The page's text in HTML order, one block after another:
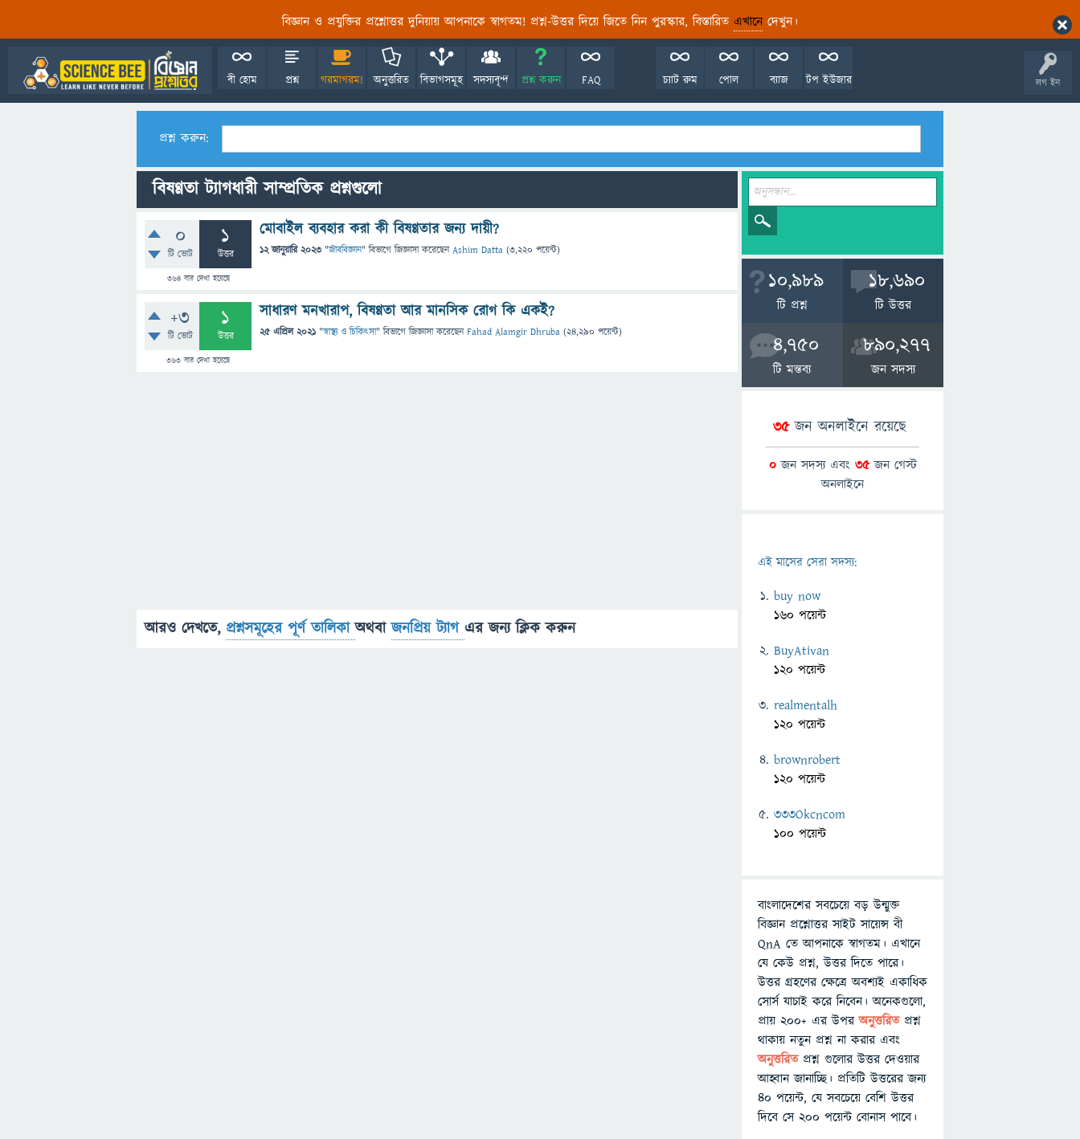
বিজ্ঞান ও প্রযুক্তির প্রশ্নোত্তর দুনিয়ায় আপনাকে স্বাগতম! প্রশ্ন-উত্তর দিয়ে জিতে নিন পুরস্কার, বিস্তারিত এখানেদেখুন।
লগ ইন
বী হোম প্রশ্ন গরমাগরম! অনুত্তরিত বিভাগসমূহ সদস্যবৃন্দ প্রশ্ন করুন FAQ টপ ইউজার
ব্যাজ
পোল
চ্যাট রুম
প্রশ্ন করুন:
বিষণ্ণতা ট্যাগধারী সাম্প্রতিক প্রশ্নগুলো
0
টি ভোট
1
উত্তর
364বার দেখা হয়েছে
মোবাইল ব্যবহার করা কী বিষণ্ণতার জন্য দায়ী?
12 জানুয়ারি 2023 "জীববিজ্ঞান" বিভাগে জিজ্ঞাসাকরেছেনAshim Datta (3,220 পয়েন্ট)
+3
টি ভোট
1
উত্তর
363 বার দেখা হয়েছে
সাধারণ মনখারাপ, বিষণ্ণতা আর মানসিক রোগ কি একই?
25 এপ্রিল 2021 "স্বাস্থ্য ও চিকিৎসা" বিভাগে জিজ্ঞাসাকরেছেনFahad Alamgir Dhruba (24,290 পয়েন্ট)
আরও দেখতে, প্রশ্নসমূহের পূর্ণ তালিকাঅথবাজনপ্রিয় ট্যাগ এর জন্য ক্লিক করুন
10,989
টি প্রশ্ন
18,690
টি উত্তর
4,750
টি মন্তব্য
890,277
জন সদস্য
35জন অনলাইনে রয়েছে
0জন সদস্য এবং 35জন গেস্ট
অনলাইনে
এই মাসের সেরা সদস্য:
buy now
160 পয়েন্ট
BuyAtivan
120 পয়েন্ট
realmentalh
120 পয়েন্ট
brownrobert
120 পয়েন্ট
333Okcncom
100 পয়েন্ট
বাংলাদেশের সবচেয়ে বড় উন্মুক্ত
বিজ্ঞান প্রশ্নোত্তর সাইট সায়েন্স বী
QnA তে আপনাকে স্বাগতম। এখানে
যে কেউ প্রশ্ন, উত্তর দিতে পারে।
উত্তর গ্রহণের ক্ষেত্রে অবশ্যই একাধিক
সোর্স যাচাই করে নিবেন। অনেকগুলো,
প্রায় ২০০+ এর উপরঅনুত্তরিতপ্রশ্ন
থাকায় নতুন প্রশ্ন না করার এবং
অনুত্তরিত প্রশ্ন গুলোর উত্তর দেওয়ার
আহ্বান জানাচ্ছি। প্রতিটি উত্তরের জন্য
৪০ পয়েন্ট, যে সবচেয়ে বেশি উত্তর
দিবে সে ২০০ পয়েন্ট বোনাস পাবে।